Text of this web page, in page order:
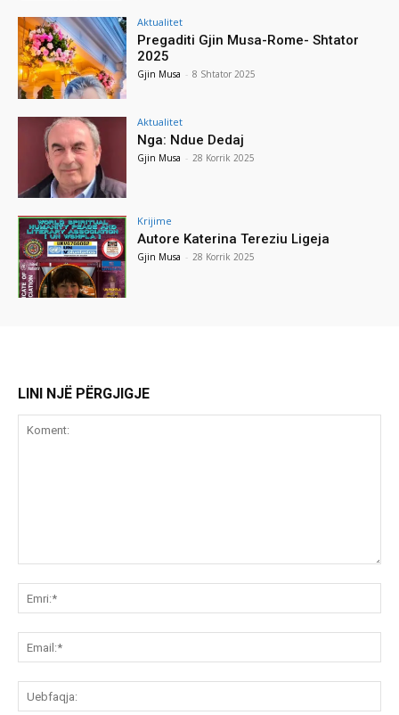
Aktualitet
Pregaditi Gjin Musa-Rome- Shtator
2025
Gjin Musa - 8 Shtator 2025
Aktualitet
Nga: Ndue Dedaj
Gjin Musa - 28 Korrik 2025
Krijime
Autore Katerina Tereziu Ligeja
Gjin Musa - 28 Korrik 2025
LINI NJË PËRGJIGJE